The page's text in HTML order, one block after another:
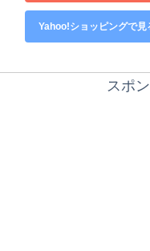
Yahoo!ショッピングで見
スポ